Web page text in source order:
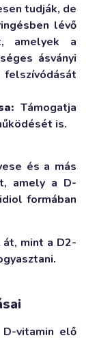
tudják, de
lévő
amelyek a
ásványi
felszívódását
Támogatja
is.
és a más
amely a D-
formában
mint a D2-
vitamin elő